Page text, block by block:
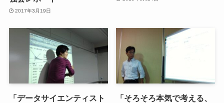
2017年3月19日
「データサイエンティスト
「そろそろ本気で考える、